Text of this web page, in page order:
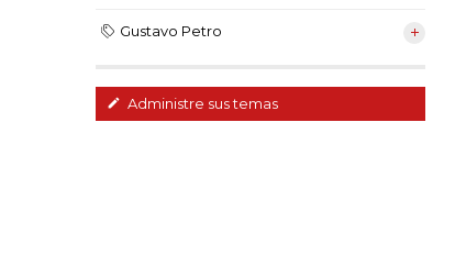
Gustavo Petro
Administre sus temas